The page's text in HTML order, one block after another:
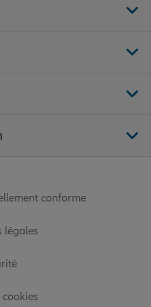
conforme
légales
cookies